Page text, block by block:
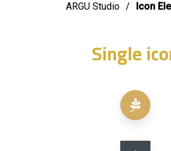
ARGU Studio / Icon
Single